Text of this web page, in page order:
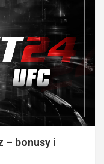
– bonusy i